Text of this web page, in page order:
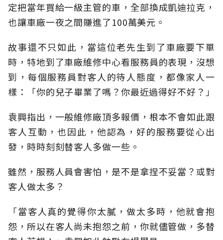
定把當年買給一級主管的車，全部換成凱迪拉克，
也讓車廠一夜之間賺進了100萬美元。
故事還不只如此，當這位老先生到了車廠要下單
時，特地到了車廠維修中心看服務員的表現，沒想
到，每個服務員對客人的待人態度，都像家人一
樣：「你的兒子畢業了嗎？你最近過得好不好？」
袁興指出，一般維修廠頂多報價，根本不會如此跟
客人互動，也因此，他認為，好的服務要從心出
發，時時刻刻替客人多做一些。
雖然，服務人員會害怕，是不是拿捏不妥當？或對
客人做太多？
「當客人真的覺得你太膩，做太多時，他就會抱
怨，所以在客人尚未抱怨之前，你就儘管做，多替